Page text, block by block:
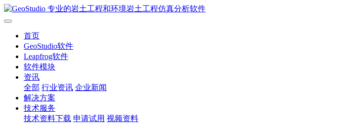
首页
GeoStudio软件
Leapfrog软件
软件模块
资讯
全部 行业资讯 企业新闻
解决方案
技术服务
技术资料下载 申请试用 视频资料